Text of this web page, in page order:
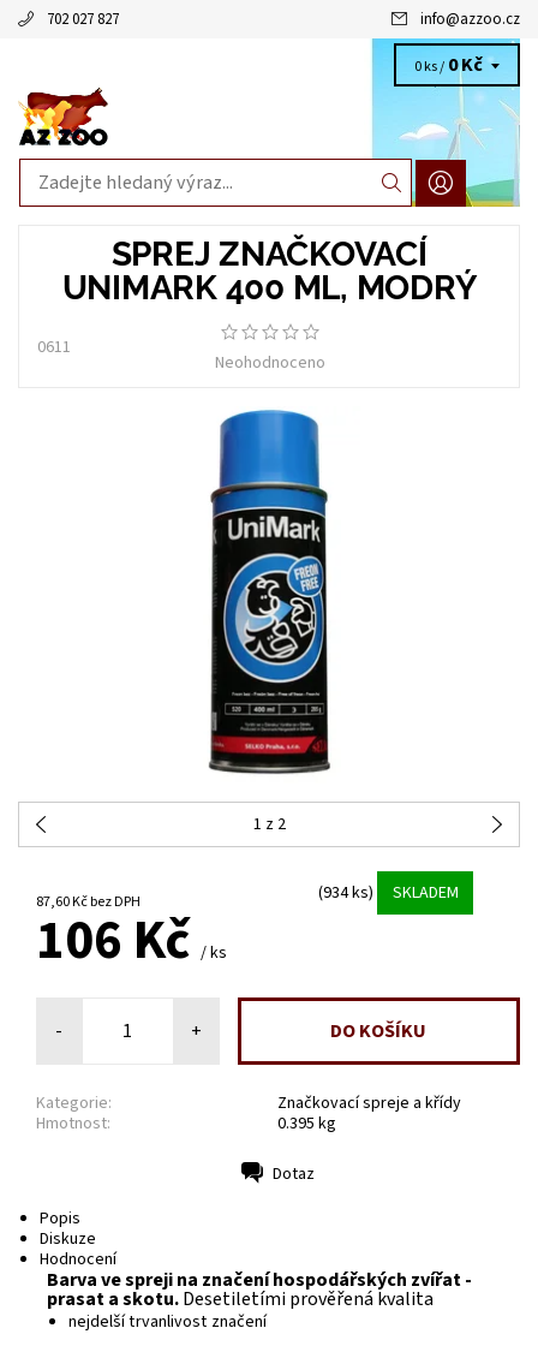
702 027 827 info@azzoo.cz
0 ks / 0 Kč
SPREJ ZNAČKOVACÍ
UNIMARK 400 ML, MODRÝ
0611
Neohodnoceno
1 z 2
87,60 Kč bez DPH (934 ks) SKLADEM
106 Kč / ks
- +
Kategorie:
Značkovací spreje a křídy
Hmotnost:
0.395 kg
Dotaz
Popis
Diskuze
Hodnocení
Barva ve spreji na značení hospodářských zvířat -
prasat a skotu.Desetiletími prověřená kvalita
nejdelší trvanlivost značení